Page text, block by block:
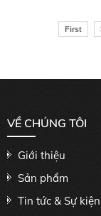
First
VỀ CHÚNG TÔI
Giới thiệu
Sản phẩm
Tin tức & Sự kiện